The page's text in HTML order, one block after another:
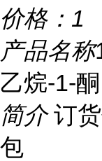
价格： 1
产品名称
乙烷-1-酮
简介 订
包